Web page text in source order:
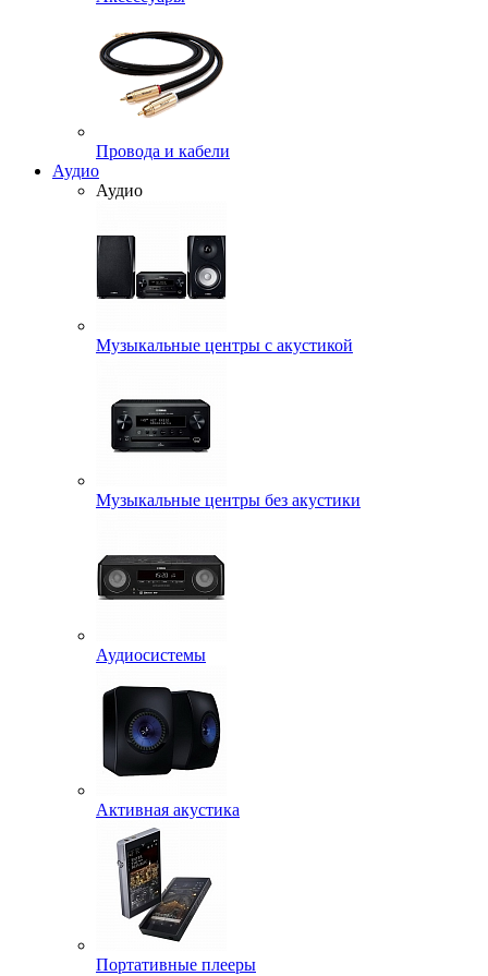
Провода и кабели
Аудио
Аудио
Музыкальные центры с акустикой
Музыкальные центры без акустики
Аудиосистемы
Активная акустика
Портативные плееры